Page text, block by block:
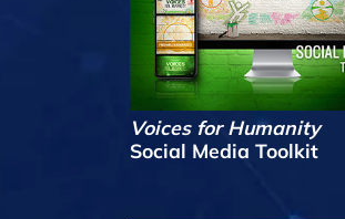
Voices for Humanity
Social Media Toolkit